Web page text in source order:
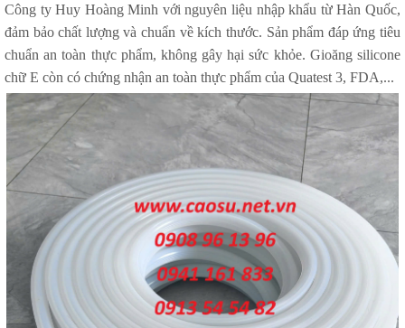
Công ty Huy Hoàng Minh với nguyên liệu nhập khẩu từ Hàn Quốc,
đảm bảo chất lượng và chuẩn về kích thước. Sản phẩm đáp ứng tiêu
chuẩn an toàn thực phẩm, không gây hại sức khỏe. Gioăng silicone
chữ E còn có chứng nhận an toàn thực phẩm của Quatest 3, FDA,...